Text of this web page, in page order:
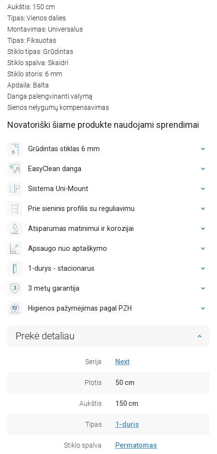
Aukštis: 150 cm
Tipas: Vienos dalies
Montavimas: Universalus
Tipas: Fiksuotas
Stiklo tipas: Grūdintas
Stiklo spalva: Skaidri
Stiklo storis: 6 mm
Apdaila: Balta
Danga palengvinanti valymą
Sienos nelygumų kompensavimas
Novatoriški šiame produkte naudojami sprendimai
Grūdintas stiklas 6 mm
EasyClean danga
Sistema Uni-Mount
Prie sieninis profilis su reguliavimu
Atsparumas matinimui ir korozijai
Apsaugo nuo aptaškymo
1-durys - stacionarus
3 metų garantija
Higienos pažymėjimas pagal PZH
Prekė detaliau
Serija Next
Plotis 50 cm
Aukštis 150 cm
Tipas 1-duris
Stiklo spalva Permatomas